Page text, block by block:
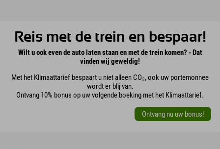
Reis met de trein en bespaar!
Wilt u ook even de auto laten staan en met de trein komen? - Dat
vinden wij geweldig!
Met het Klimaattarief bespaart u niet alleen CO₂, ook uw portemonnee
wordt er blij van.
Ontvang 10% bonus op uw volgende boeking met het Klimaattarief.
Ontvang nu uw bonus!